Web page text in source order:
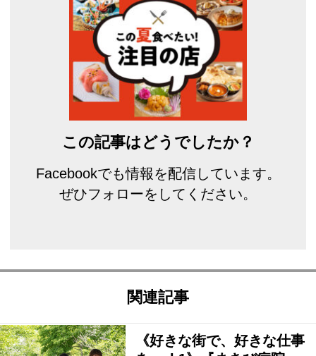
この記事はどうでしたか？
Facebookでも情報を配信しています。
ぜひフォローをしてください。
関連記事
《好きな街で、好きな仕事